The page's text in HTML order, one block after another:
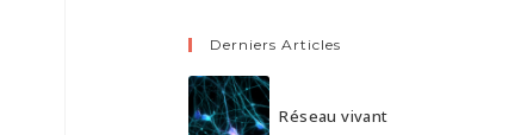
Derniers Articles
Réseau vivant